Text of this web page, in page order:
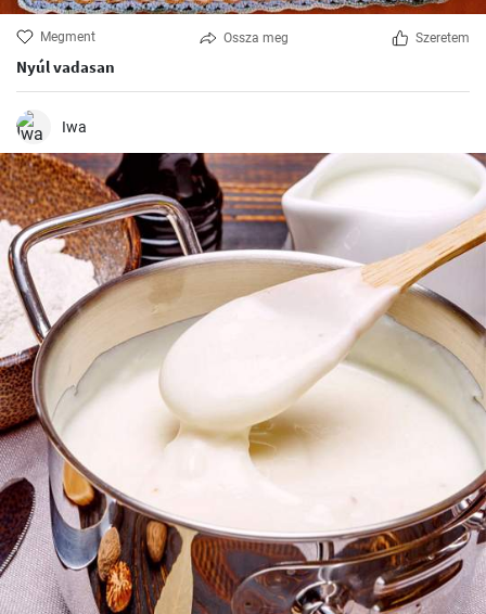
Megment Ossza meg Szeretem
Nyúl vadasan
Iwa